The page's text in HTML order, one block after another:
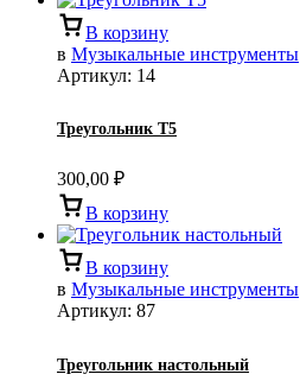
В корзину
в Музыкальные инструменты
Артикул: 14
Треугольник Т5
300,00 ₽
В корзину
В корзину
в Музыкальные инструменты
Артикул: 87
Треугольник настольный